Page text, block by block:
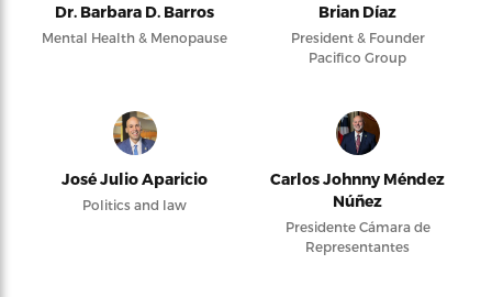
Dr. Barbara D. Barros
Mental Health & Menopause
Brian Díaz
President & Founder
Pacifico Group
José Julio Aparicio
Politics and law
Carlos Johnny Méndez
Núñez
Presidente Cámara de
Representantes